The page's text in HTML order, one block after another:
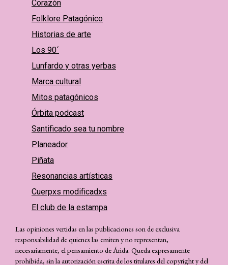
Corazón
Folklore Patagónico
Historias de arte
Los 90´
Lunfardo y otras yerbas
Marca cultural
Mitos patagónicos
Órbita podcast
Santificado sea tu nombre
Planeador
Piñata
Resonancias artísticas
Cuerpxs modificadxs
El club de la estampa
Las opiniones vertidas en las publicaciones son de exclusiva
responsabilidad de quienes las emiten y no representan,
necesariamente, el pensamiento de Árida. Queda expresamente
prohibida, sin la autorización escrita de los titulares del copyright y del